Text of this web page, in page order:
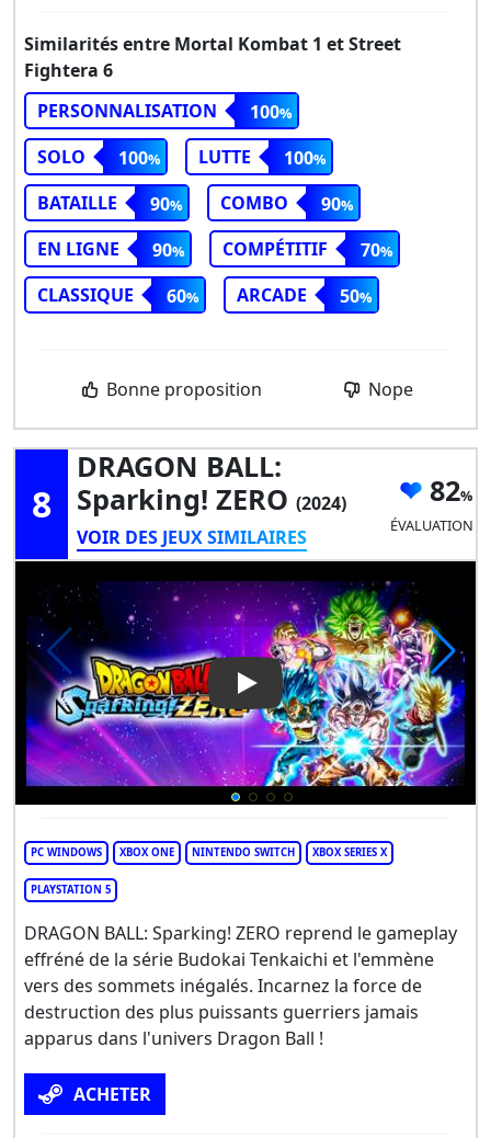
Similarités entre Mortal Kombat 1 et Street
Fightera 6
PERSONNALISATION
100
SOLO
100 LUTTE
100
BATAILLE
90 COMBO
90
EN LIGNE
90 COMPÉTITIF
70
CLASSIQUE
60 ARCADE 50
Bonne proposition Nope
8
DRAGON BALL:
Sparking! ZERO (2024)
VOIR DES JEUX SIMILAIRES
82
ÉVALUATION
Play Video: DRAGON BALL:
PC WINDOWS XBOX ONE NINTENDO SWITCH XBOX SERIES X
PLAYSTATION 5
DRAGON BALL: Sparking! ZERO reprend le gameplay
effréné de la série Budokai Tenkaichi et l'emmène
vers des sommets inégalés. Incarnez la force de
destruction des plus puissants guerriers jamais
apparus dans l'univers Dragon Ball !
ACHETER